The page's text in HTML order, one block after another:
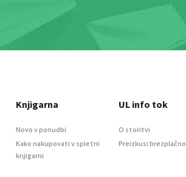
Knjigarna
Novo v ponudbi
Kako nakupovati v spletni
knjigarni
UL info tok
O storitvi
Preizkusi brezplačno